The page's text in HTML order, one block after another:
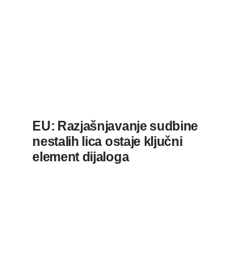
EU: Razjašnjavanje sudbine
nestalih lica ostaje ključni
element dijaloga